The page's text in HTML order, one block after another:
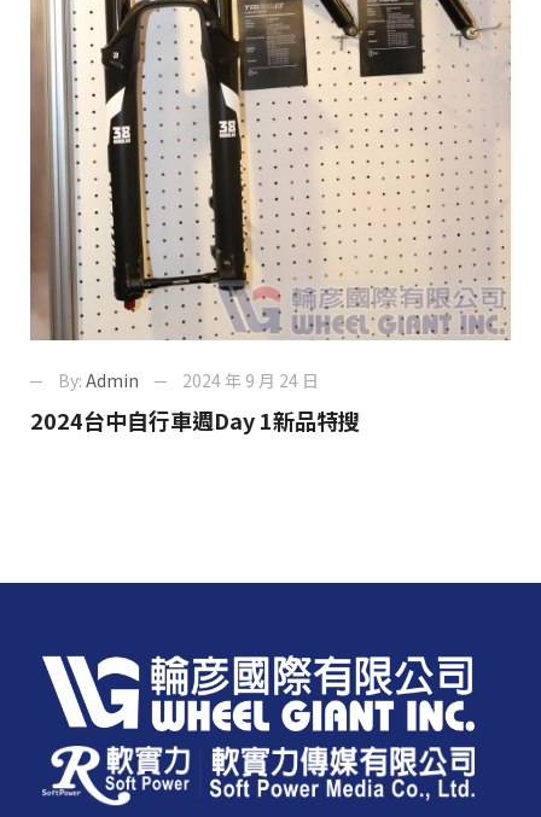
By: Admin 2024 年 9 月 24 日
2024台中自行車週Day 1新品特搜